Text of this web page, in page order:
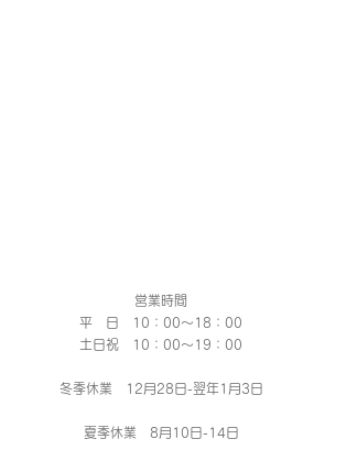
営業時間
平 日 10：00～18：00​
土日祝 10：00～19：00
冬季休業 12月28日-翌年1月3日
夏季休業 8月10日-14日